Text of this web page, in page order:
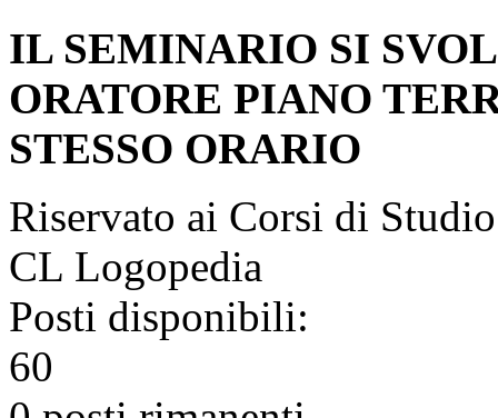
IL SEMINARIO SI
ORATORE PIANO
STESSO ORARIO
Riservato ai Corsi di
CL Logopedia
Posti disponibili:
60